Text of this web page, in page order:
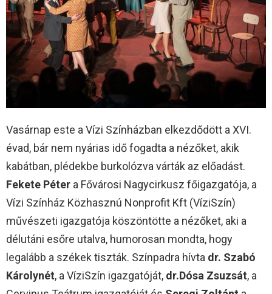
Vasárnap este a Vízi Színházban elkezdődött a XVI.
évad, bár nem nyárias idő fogadta a nézőket, akik
kabátban, plédekbe burkolózva várták az előadást.
Fekete Péter a Fővárosi Nagycirkusz főigazgatója, a
Vízi Színház Közhasznú Nonprofit Kft (VíziSzín)
művészeti igazgatója köszöntötte a nézőket, aki a
délutáni esőre utalva, humorosan mondta, hogy
legalább a székek tiszták. Színpadra hívta dr. Szabó
Károlynét, a VíziSzín igazgatóját, dr.Dósa Zsuzsát, a